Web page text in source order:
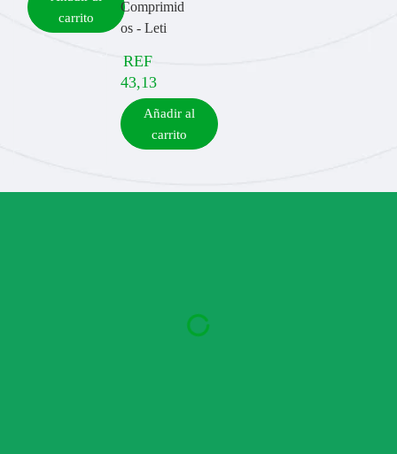
carrito
Comprimid
os - Leti
REF
43,13
Añadir al
carrito